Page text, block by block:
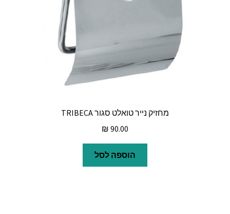
מחזיק נייר טואלט סגור TRIBECA
₪ 90.00
הוספה לסל